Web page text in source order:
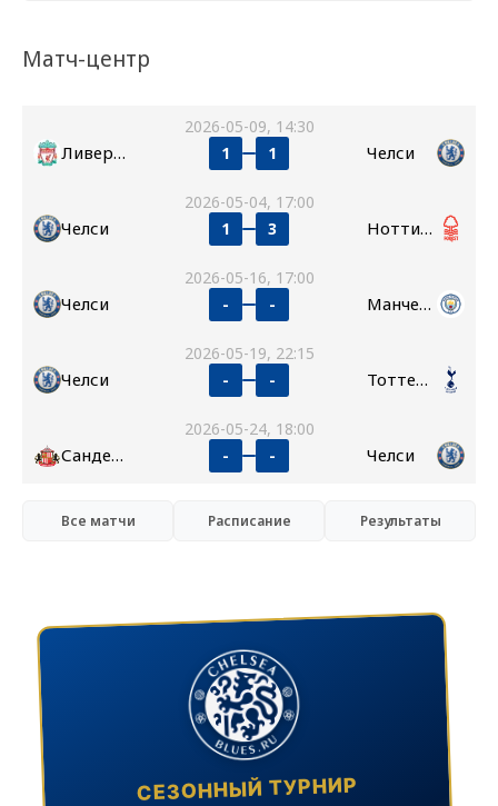
Матч-центр
2026-05-09, 14:30
Ливерпуль 1 1 Челси
2026-05-04, 17:00
Челси 1 3 Ноттингем Форест
2026-05-16, 17:00
Челси - - Манчестер Сити
2026-05-19, 22:15
Челси - - Тоттенхэм
2026-05-24, 18:00
Сандерленд - - Челси
Все матчи Расписание Результаты
СЕЗОННЫЙ ТУРНИР